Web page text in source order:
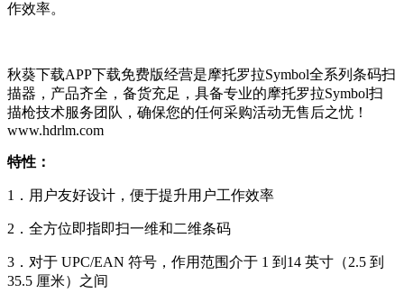
作效率。
秋葵下载APP下载免费版经营是摩托罗拉Symbol全系列条码扫
描器，产品齐全，备货充足，具备专业的摩托罗拉Symbol扫
描枪技术服务团队，确保您的任何采购活动无售后之忧！
www.hdrlm.com
特性：
1．用户友好设计，便于提升用户工作效率
2．全方位即指即扫一维和二维条码
3．对于 UPC/EAN 符号，作用范围介于 1 到14 英寸（2.5 到
35.5 厘米）之间